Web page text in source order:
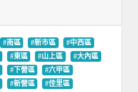
#南區 #新市區
#中西區
#東區 #山上區
#大內區
#下營區
#六甲區
#新營區
#佳里區